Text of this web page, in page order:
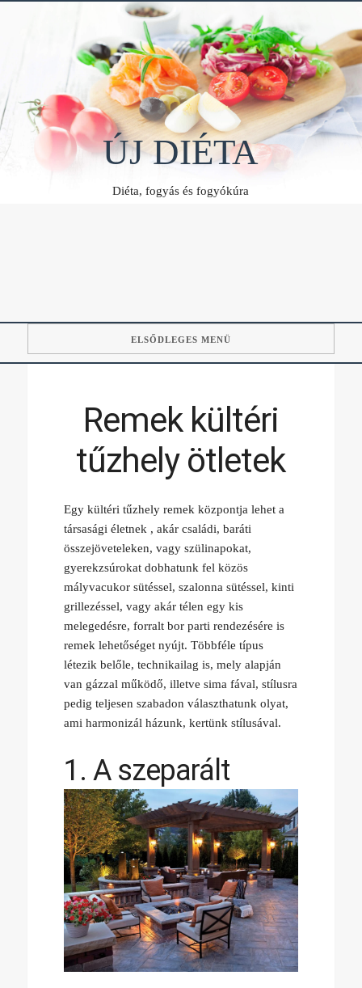
ÚJ DIÉTA
Diéta, fogyás és fogyókúra
ELSŐDLEGES MENÜ
Remek kültéri
tűzhely ötletek
Egy kültéri tűzhely remek központja lehet a
társasági életnek , akár családi, baráti
összejöveteleken, vagy szülinapokat,
gyerekzsúrokat dobhatunk fel közös
mályvacukor sütéssel, szalonna sütéssel, kinti
grillezéssel, vagy akár télen egy kis
melegedésre, forralt bor parti rendezésére is
remek lehetőséget nyújt. Többféle típus
létezik belőle, technikailag is, mely alapján
van gázzal működő, illetve sima fával, stílusra
pedig teljesen szabadon választhatunk olyat,
ami harmonizál házunk, kertünk stílusával.
1. A szeparált